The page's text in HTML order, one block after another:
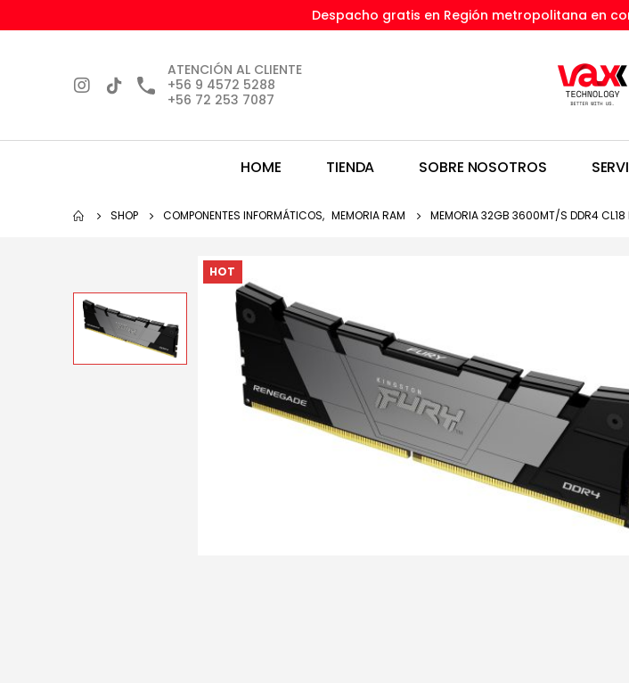
Despacho gratis en Región metropolitana en
ATENCIÓN AL CLIENTE
+56 9 4572 5288
+56 72 253 7087
HOME TIENDA SOBRE NOSOTROS
SHOP COMPONENTES INFORMÁTICOS, MEMORIA RAM MEMORIA 32GB 3600MT/S DDR4 CL18
HOT